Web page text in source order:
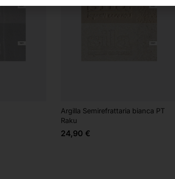
Argilla Semirefrattaria bianca PT
Raku
24,90 €